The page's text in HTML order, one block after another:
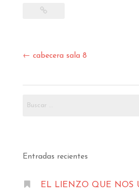
Navegación
← cabecera sala 8
Entradas recientes
EL LIENZO QUE NOS